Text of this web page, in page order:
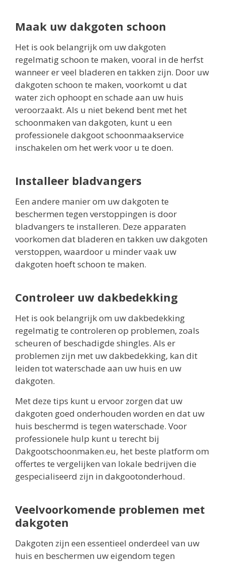
Maak uw dakgoten schoon
Het is ook belangrijk om uw dakgoten
regelmatig schoon te maken, vooral in de herfst
wanneer er veel bladeren en takken zijn. Door uw
dakgoten schoon te maken, voorkomt u dat
water zich ophoopt en schade aan uw huis
veroorzaakt. Als u niet bekend bent met het
schoonmaken van dakgoten, kunt u een
professionele dakgoot schoonmaakservice
inschakelen om het werk voor u te doen.
Installeer bladvangers
Een andere manier om uw dakgoten te
beschermen tegen verstoppingen is door
bladvangers te installeren. Deze apparaten
voorkomen dat bladeren en takken uw dakgoten
verstoppen, waardoor u minder vaak uw
dakgoten hoeft schoon te maken.
Controleer uw dakbedekking
Het is ook belangrijk om uw dakbedekking
regelmatig te controleren op problemen, zoals
scheuren of beschadigde shingles. Als er
problemen zijn met uw dakbedekking, kan dit
leiden tot waterschade aan uw huis en uw
dakgoten.
Met deze tips kunt u ervoor zorgen dat uw
dakgoten goed onderhouden worden en dat uw
huis beschermd is tegen waterschade. Voor
professionele hulp kunt u terecht bij
Dakgootschoonmaken.eu, het beste platform om
offertes te vergelijken van lokale bedrijven die
gespecialiseerd zijn in dakgootonderhoud.
Veelvoorkomende problemen met
dakgoten
Dakgoten zijn een essentieel onderdeel van uw
huis en beschermen uw eigendom tegen